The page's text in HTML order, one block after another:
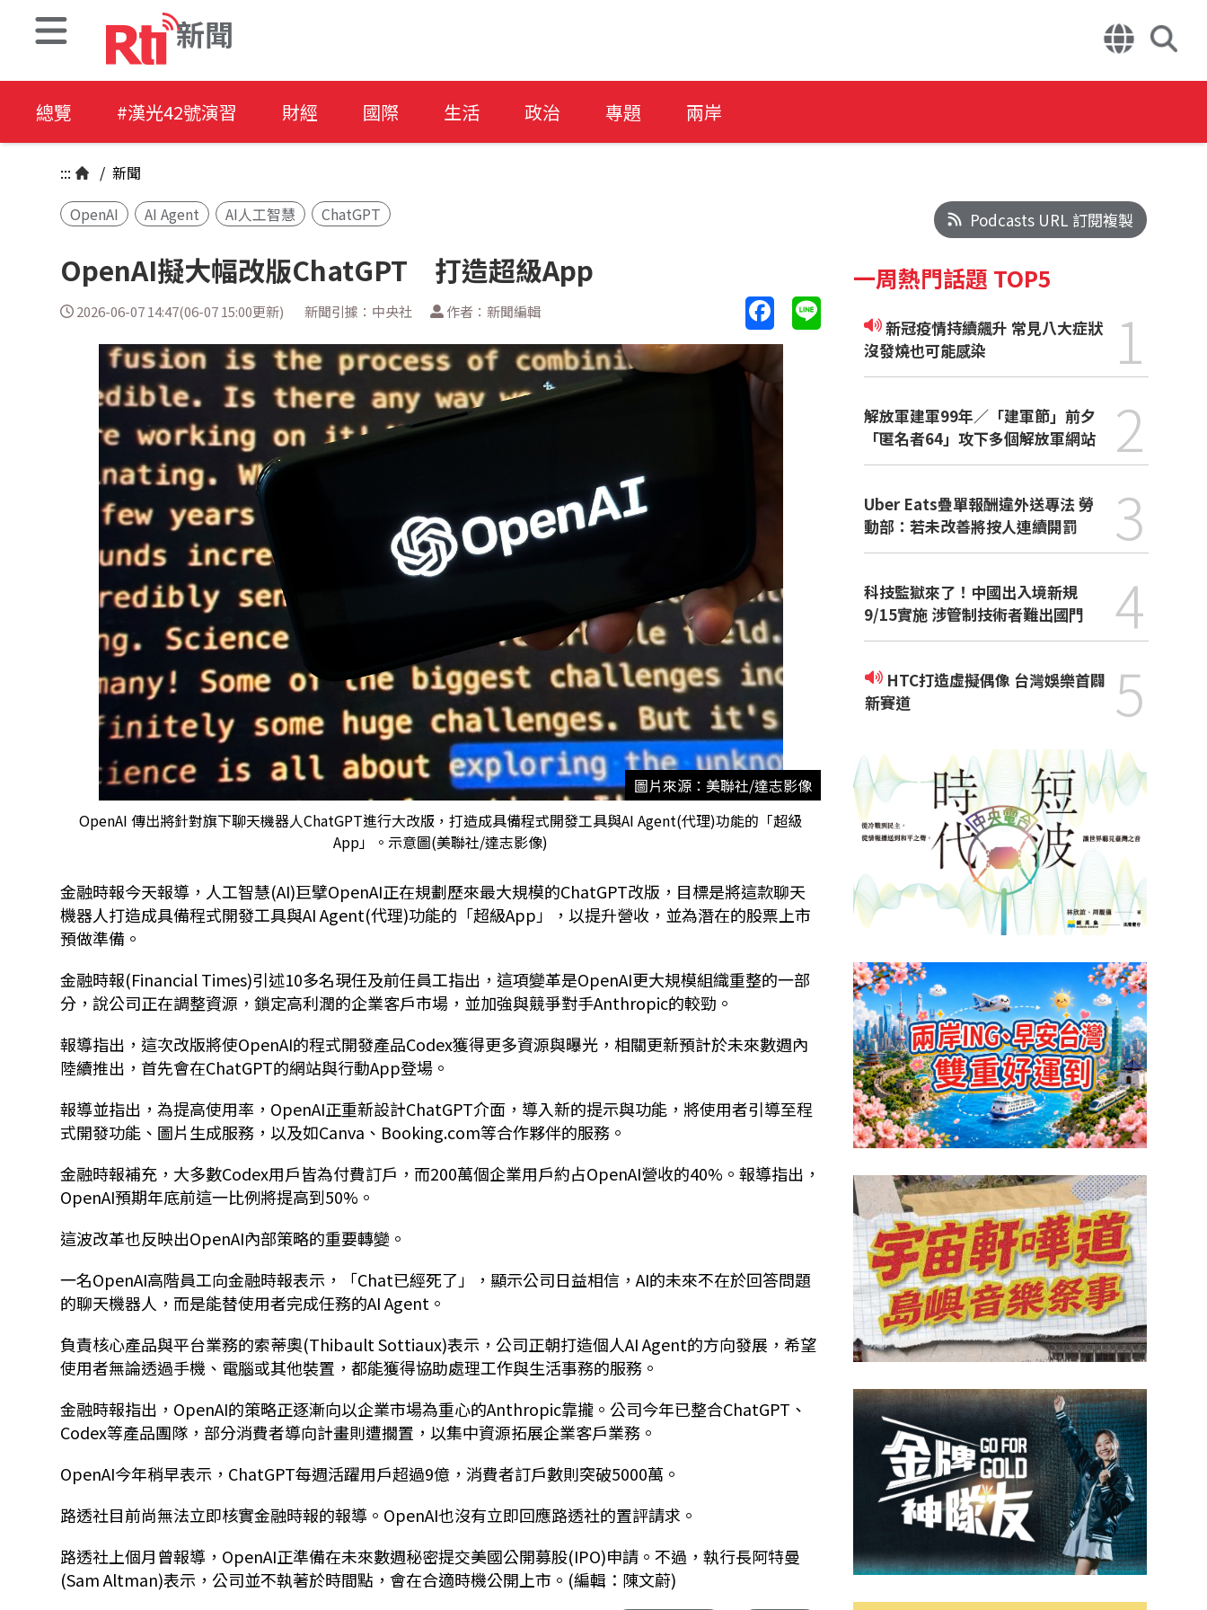
新聞
總覽 #漢光42號演習 財經 國際 生活 政治 專題 兩岸
::: / 新聞
OpenAI
AI Agent AI人工智慧 ChatGPT
OpenAI擬大幅改版ChatGPT 打造超級App
2026-06-07 14:47(06-07 15:00更新) 新聞引據：中央社 作者：新聞編輯
圖片來源：美聯社/達志影像
OpenAI 傳出將針對旗下聊天機器人ChatGPT進行大改版，打造成具備程式開發工具與AI Agent(代理)功能的「超級
App」。示意圖(美聯社/達志影像)
金融時報今天報導，人工智慧(AI)巨擘OpenAI正在規劃歷來最大規模的ChatGPT改版，目標是將這款聊天
機器人打造成具備程式開發工具與AI Agent(代理)功能的「超級App」，以提升營收，並為潛在的股票上市
預做準備。
金融時報(Financial Times)引述10多名現任及前任員工指出，這項變革是OpenAI更大規模組織重整的一部
分，說公司正在調整資源，鎖定高利潤的企業客戶市場，並加強與競爭對手Anthropic的較勁。
報導指出，這次改版將使OpenAI的程式開發產品Codex獲得更多資源與曝光，相關更新預計於未來數週內
陸續推出，首先會在ChatGPT的網站與行動App登場。
報導並指出，為提高使用率，OpenAI正重新設計ChatGPT介面，導入新的提示與功能，將使用者引導至程
式開發功能、圖片生成服務，以及如Canva、Booking.com等合作夥伴的服務。
金融時報補充，大多數Codex用戶皆為付費訂戶，而200萬個企業用戶約占OpenAI營收的40%。報導指出，
OpenAI預期年底前這一比例將提高到50%。
這波改革也反映出OpenAI內部策略的重要轉變。
一名OpenAI高階員工向金融時報表示，「Chat已經死了」，顯示公司日益相信，AI的未來不在於回答問題
的聊天機器人，而是能替使用者完成任務的AI Agent。
負責核心產品與平台業務的索蒂奧(Thibault Sottiaux)表示，公司正朝打造個人AI Agent的方向發展，希望
使用者無論透過手機、電腦或其他裝置，都能獲得協助處理工作與生活事務的服務。
金融時報指出，OpenAI的策略正逐漸向以企業市場為重心的Anthropic靠攏。公司今年已整合ChatGPT、
Codex等產品團隊，部分消費者導向計畫則遭擱置，以集中資源拓展企業客戶業務。
OpenAI今年稍早表示，ChatGPT每週活躍用戶超過9億，消費者訂戶數則突破5000萬。
路透社目前尚無法立即核實金融時報的報導。OpenAI也沒有立即回應路透社的置評請求。
路透社上個月曾報導，OpenAI正準備在未來數週秘密提交美國公開募股(IPO)申請。不過，執行長阿特曼
(Sam Altman)表示，公司並不執著於時間點，會在合適時機公開上市。(編輯：陳文蔚)
Podcasts URL 訂閱複製
一周熱門話題 TOP5
新冠疫情持續飆升 常見八大症狀
沒發燒也可能感染
1
解放軍建軍99年／「建軍節」前夕
「匿名者64」攻下多個解放軍網站
2
Uber Eats疊單報酬違外送專法 勞
動部：若未改善將按人連續開罰
3
科技監獄來了！中國出入境新規
9/15實施 涉管制技術者難出國門
4
新賽道
5